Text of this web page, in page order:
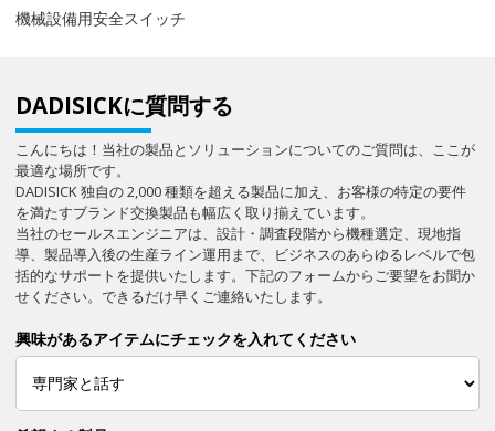
機械設備用安全スイッチ
DADISICKに質問する
こんにちは！当社の製品とソリューションについてのご質問は、ここが
最適な場所です。
DADISICK 独自の 2,000 種類を超える製品に加え、お客様の特定の要件
を満たすブランド交換製品も幅広く取り揃えています。
当社のセールスエンジニアは、設計・調査段階から機種選定、現地指
導、製品導入後の生産ライン運用まで、ビジネスのあらゆるレベルで包
括的なサポートを提供いたします。下記のフォームからご要望をお聞か
せください。できるだけ早くご連絡いたします。
興味があるアイテムにチェックを入れてください